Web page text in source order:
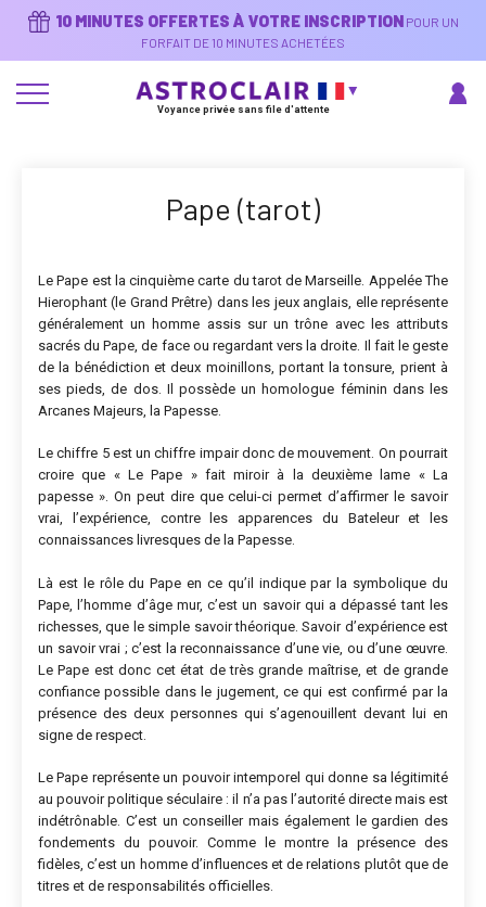
10 MINUTES OFFERTES À VOTRE INSCRIPTION POUR UN
FORFAIT DE 10 MINUTES ACHETÉES
Voyance privée sans file d'attente
Pape (tarot)
Le Pape est la cinquième carte du tarot de Marseille. Appelée The
Hierophant (le Grand Prêtre) dans les jeux anglais, elle représente
généralement un homme assis sur un trône avec les attributs
sacrés du Pape, de face ou regardant vers la droite. Il fait le geste
de la bénédiction et deux moinillons, portant la tonsure, prient à
ses pieds, de dos. Il possède un homologue féminin dans les
Arcanes Majeurs, la Papesse.
Le chiffre 5 est un chiffre impair donc de mouvement. On pourrait
croire que « Le Pape » fait miroir à la deuxième lame « La
papesse ». On peut dire que celui-ci permet d’affirmer le savoir
vrai, l’expérience, contre les apparences du Bateleur et les
connaissances livresques de la Papesse.
Là est le rôle du Pape en ce qu’il indique par la symbolique du
Pape, l’homme d’âge mur, c’est un savoir qui a dépassé tant les
richesses, que le simple savoir théorique. Savoir d’expérience est
un savoir vrai ; c’est la reconnaissance d’une vie, ou d’une œuvre.
Le Pape est donc cet état de très grande maîtrise, et de grande
confiance possible dans le jugement, ce qui est confirmé par la
présence des deux personnes qui s’agenouillent devant lui en
signe de respect.
Le Pape représente un pouvoir intemporel qui donne sa légitimité
au pouvoir politique séculaire : il n’a pas l’autorité directe mais est
indétrônable. C’est un conseiller mais également le gardien des
fondements du pouvoir. Comme le montre la présence des
fidèles, c’est un homme d’influences et de relations plutôt que de
titres et de responsabilités officielles.